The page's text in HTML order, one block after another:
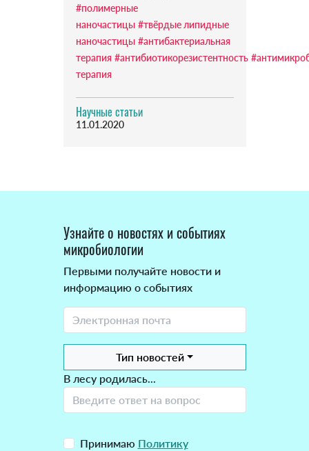
#полимерные
наночастицы #твёрдые липидные
наночастицы #антибактериальная
терапия #антибиотикорезистентность
терапия
Научные статьи
11.01.2020
Узнайте о новостях и событиях
микробиологии
Первыми получайте новости и
информацию о событиях
Тип новостей
В лесу родилась...
Принимаю Политику